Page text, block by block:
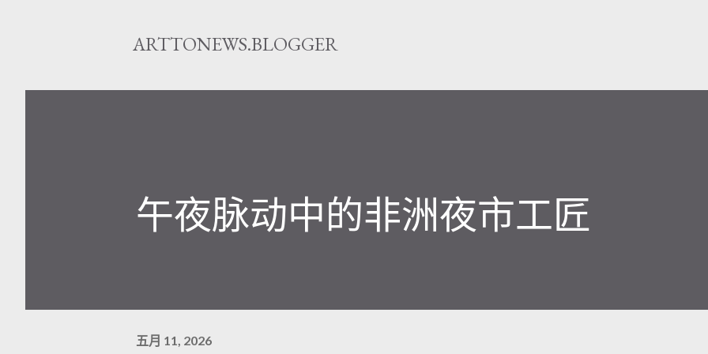
ARTTONEWS.BLOGGER
午夜脉动中的非洲夜市工匠
五月 11, 2026